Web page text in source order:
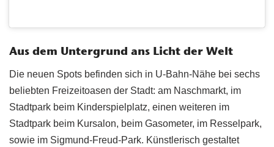
Aus dem Untergrund ans Licht der Welt
Die neuen Spots befinden sich in U-Bahn-Nähe bei sechs
beliebten Freizeitoasen der Stadt: am Naschmarkt, im
Stadtpark beim Kinderspielplatz, einen weiteren im
Stadtpark beim Kursalon, beim Gasometer, im Resselpark,
sowie im Sigmund-Freud-Park. Künstlerisch gestaltet